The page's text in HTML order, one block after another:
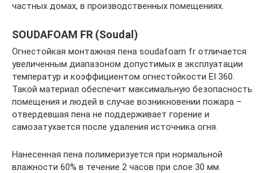
частных домах, в производственных помещениях.
SOUDAFOAM FR (Soudal)
Огнестойкая монтажная пена soudafoam fr отличается
увеличенным диапазоном допустимых в эксплуатации
температур и коэффициентом огнестойкости EI 360.
Такой материал обеспечит максимальную безопасность
помещения и людей в случае возникновении пожара –
отвердевшая пена не поддерживает горение и
самозатухается после удаления источника огня.
Нанесенная пена полимеризуется при нормальной
влажности 60% в течение 2 часов при слое 30 мм.